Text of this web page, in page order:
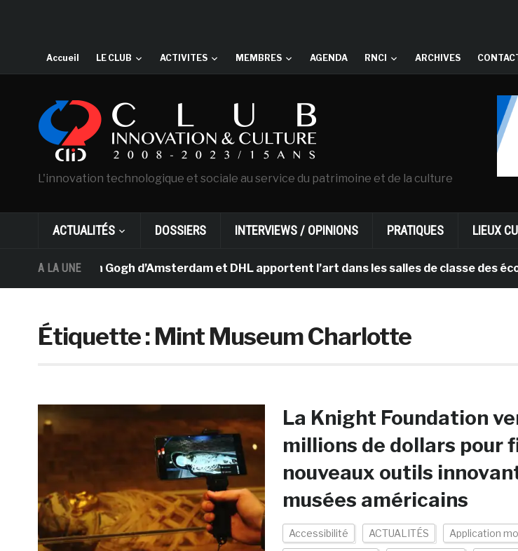
Accueil LE CLUB ACTIVITES MEMBRES AGENDA RNCI ARCHIVES
L'innovation technologique et sociale au service du patrimoine et de la culture
ACTUALITÉS DOSSIERS INTERVIEWS / OPINIONS PRATIQUES LIEUX
A LA UNE
musée Van Gogh d’Amsterdam et DHL apportent l’art dans les salles de classe des écoles
Étiquette :Mint Museum Charlotte
La Knight Foundation
millions de dollars pour
nouveaux outils
musées américains
Accessibilité ACTUALITÉS Application